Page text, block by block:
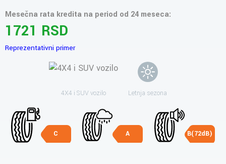
Mesečna rata kredita na period od 24 meseca:
1721 RSD
Reprezentativni primer
4X4 i SUV vozilo Letnja sezona
C A B(72dB)